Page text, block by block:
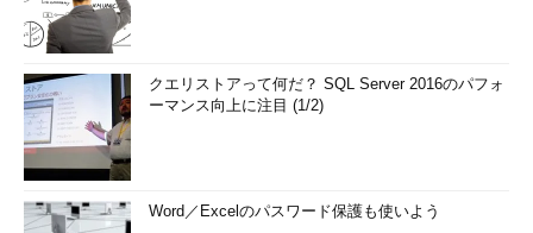
クエリストアって何だ？ SQL Server 2016のパフォ
ーマンス向上に注目 (1/2)
Word／Excelのパスワード保護も使いよう